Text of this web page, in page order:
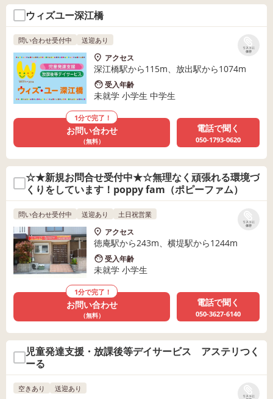
ウィズユー深江橋
リストに
保存
問い合わせ受付中 送迎あり
アクセス
深江橋駅から115m、放出駅から1074m
受入年齢
未就学 小学生 中学生
1分で完了！
お問い合わせ
（無料）
電話で聞く
050-1793-0620
☆★新規お問合せ受付中★☆無理なく頑張れる環境づ
くりをしています！poppy fam（ポピーファム）
リストに
保存
問い合わせ受付中 送迎あり 土日祝営業
アクセス
徳庵駅から243m、横堤駅から1244m
受入年齢
未就学 小学生
1分で完了！
お問い合わせ
（無料）
電話で聞く
050-3627-6140
児童発達支援・放課後等デイサービス アステリつく
ーる
リストに
空きあり 送迎あり